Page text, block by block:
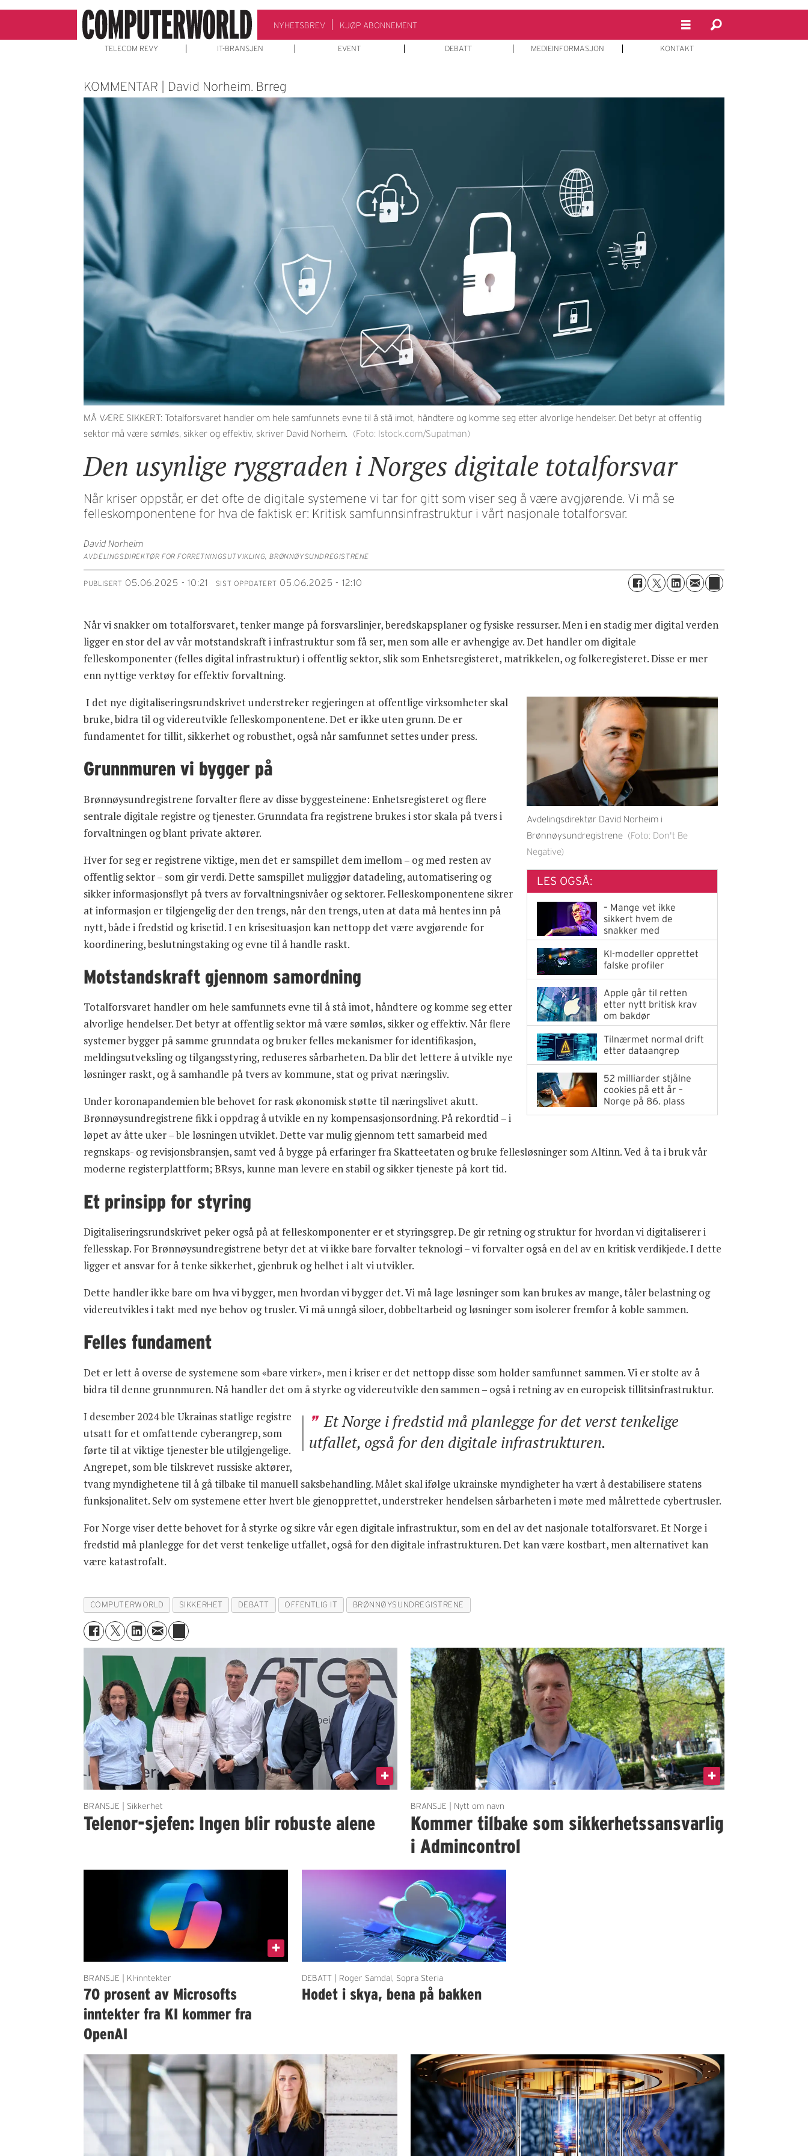
NYHETSBREV KJØP ABONNEMENT
TELECOM REVY IT-BRANSJEN EVENT DEBATT MEDIEINFORMASJON KONTAKT
KOMMENTAR | David Norheim. Brreg
MÅ VÆRE SIKKERT: Totalforsvaret handler om hele samfunnets evne til å stå imot, håndtere og komme seg etter alvorlige hendelser. Det betyr at offentlig
sektor må være sømløs, sikker og effektiv, skriver David Norheim.
(Foto: Istock.com/Supatman)
Den usynlige ryggraden i Norges digitale totalforsvar
Når kriser oppstår, er det ofte de digitale systemene vi tar for gitt som viser seg å være avgjørende. Vi må se
felleskomponentene for hva de faktisk er: Kritisk samfunnsinfrastruktur i vårt nasjonale totalforsvar.
David Norheim
AVDELINGSDIREKTØR FOR FORRETNINGSUTVIKLING, BRØNNØYSUNDREGISTRENE
PUBLISERT 05.06.2025 - 10:21 SIST OPPDATERT 05.06.2025 - 12:10
Når vi snakker om totalforsvaret, tenker mange på forsvarslinjer, beredskapsplaner og fysiske ressurser. Men i en stadig mer digital verden
ligger en stor del av vår motstandskraft i infrastruktur som få ser, men som alle er avhengige av. Det handler om digitale
felleskomponenter (felles digital infrastruktur) i offentlig sektor, slik som Enhetsregisteret, matrikkelen, og folkeregisteret. Disse er mer
enn nyttige verktøy for effektiv forvaltning.
Avdelingsdirektør David Norheim i
Brønnøysundregistrene (Foto: Don't Be
Negative)
LES OGSÅ:
– Mange vet ikke
sikkert hvem de
snakker med
KI-modeller opprettet
falske profiler
Apple går til retten
etter nytt britisk krav
om bakdør
Tilnærmet normal drift
etter dataangrep
52 milliarder stjålne
cookies på ett år –
Norge på 86. plass
I det nye digitaliseringsrundskrivet understreker regjeringen at offentlige virksomheter skal
bruke, bidra til og videreutvikle felleskomponentene. Det er ikke uten grunn. De er
fundamentet for tillit, sikkerhet og robusthet, også når samfunnet settes under press.
Grunnmuren vi bygger på
Brønnøysundregistrene forvalter flere av disse byggesteinene: Enhetsregisteret og flere
sentrale digitale registre og tjenester. Grunndata fra registrene brukes i stor skala på tvers i
forvaltningen og blant private aktører.
Hver for seg er registrene viktige, men det er samspillet dem imellom – og med resten av
offentlig sektor – som gir verdi. Dette samspillet muliggjør datadeling, automatisering og
sikker informasjonsflyt på tvers av forvaltningsnivåer og sektorer. Felleskomponentene sikrer
at informasjon er tilgjengelig der den trengs, når den trengs, uten at data må hentes inn på
nytt, både i fredstid og krisetid. I en krisesituasjon kan nettopp det være avgjørende for
koordinering, beslutningstaking og evne til å handle raskt.
Motstandskraft gjennom samordning
Totalforsvaret handler om hele samfunnets evne til å stå imot, håndtere og komme seg etter
alvorlige hendelser. Det betyr at offentlig sektor må være sømløs, sikker og effektiv. Når flere
systemer bygger på samme grunndata og bruker felles mekanismer for identifikasjon,
meldingsutveksling og tilgangsstyring, reduseres sårbarheten. Da blir det lettere å utvikle nye
løsninger raskt, og å samhandle på tvers av kommune, stat og privat næringsliv.
Under koronapandemien ble behovet for rask økonomisk støtte til næringslivet akutt.
Brønnøysundregistrene fikk i oppdrag å utvikle en ny kompensasjonsordning. På rekordtid – i
løpet av åtte uker – ble løsningen utviklet. Dette var mulig gjennom tett samarbeid med
regnskaps- og revisjonsbransjen, samt ved å bygge på erfaringer fra Skatteetaten og bruke fellesløsninger som Altinn. Ved å ta i bruk vår
moderne registerplattform; BRsys, kunne man levere en stabil og sikker tjeneste på kort tid.
Et prinsipp for styring
Digitaliseringsrundskrivet peker også på at felleskomponenter er et styringsgrep. De gir retning og struktur for hvordan vi digitaliserer i
fellesskap. For Brønnøysundregistrene betyr det at vi ikke bare forvalter teknologi – vi forvalter også en del av en kritisk verdikjede. I dette
ligger et ansvar for å tenke sikkerhet, gjenbruk og helhet i alt vi utvikler.
Dette handler ikke bare om hva vi bygger, men hvordan vi bygger det. Vi må lage løsninger som kan brukes av mange, tåler belastning og
videreutvikles i takt med nye behov og trusler. Vi må unngå siloer, dobbeltarbeid og løsninger som isolerer fremfor å koble sammen.
Felles fundament
Det er lett å overse de systemene som «bare virker», men i kriser er det nettopp disse som holder samfunnet sammen. Vi er stolte av å
bidra til denne grunnmuren. Nå handler det om å styrke og videreutvikle den sammen – også i retning av en europeisk tillitsinfrastruktur.
Et Norge i fredstid må planlegge for det verst tenkelige
utfallet, også for den digitale infrastrukturen.
I desember 2024 ble Ukrainas statlige registre
utsatt for et omfattende cyberangrep, som
førte til at viktige tjenester ble utilgjengelige.
Angrepet, som ble tilskrevet russiske aktører,
tvang myndighetene til å gå tilbake til manuell saksbehandling. Målet skal ifølge ukrainske myndigheter ha vært å destabilisere statens
funksjonalitet. Selv om systemene etter hvert ble gjenopprettet, understreker hendelsen sårbarheten i møte med målrettede cybertrusler.
For Norge viser dette behovet for å styrke og sikre vår egen digitale infrastruktur, som en del av det nasjonale totalforsvaret. Et Norge i
fredstid må planlegge for det verst tenkelige utfallet, også for den digitale infrastrukturen. Det kan være kostbart, men alternativet kan
være katastrofalt.
COMPUTERWORLD SIKKERHET DEBATT OFFENTLIG IT BRØNNØYSUNDREGISTRENE
BRANSJE | Sikkerhet
Telenor-sjefen: Ingen blir robuste alene
BRANSJE | Nytt om navn
Kommer tilbake som sikkerhetssansvarlig
i Admincontrol
BRANSJE | KI-inntekter
70 prosent av Microsofts
inntekter fra KI kommer fra
OpenAI
DEBATT | Roger Samdal, Sopra Steria
Hodet i skya, bena på bakken